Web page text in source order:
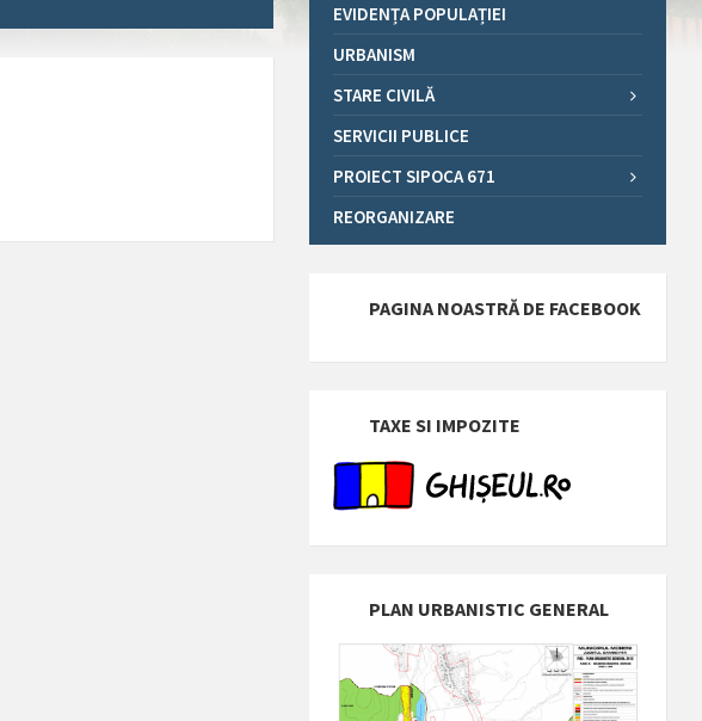
EVIDENȚA POPULAȚIEI
URBANISM
STARE CIVILĂ
SERVICII PUBLICE
PROIECT SIPOCA 671
REORGANIZARE
PAGINA NOASTRĂ DE FACEBOOK
TAXE SI IMPOZITE
PLAN URBANISTIC GENERAL